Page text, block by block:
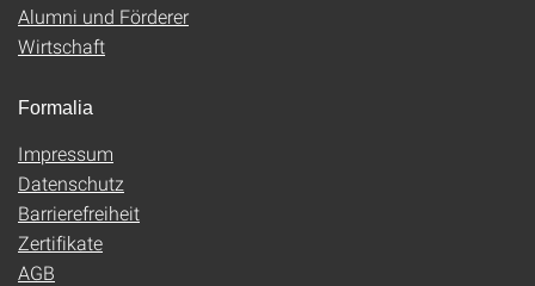
Alumni und Förderer
Wirtschaft
Formalia
Impressum
Datenschutz
Barrierefreiheit
Zertifikate
AGB